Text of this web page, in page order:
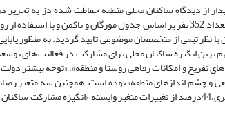
از دیدگاه ساکنان محلی منطقه حفاظت شده دز به
ساکنان هفده روستای منطقه حفاظت شده دز با جمعیت 6764 نفر می باشد که تعداد 352 نفر بر اساس
تیمی از متخصصان موضوعی تایید گردید. به منظور
نشان داد که مهم ترین انگیزه ساکنان محلی برای مشارکت در فعالیت
و امکانات رفاهی روستا و منطقه»، «توجه بیشتر دولت
و چشم اندازهای منطقه» بوده است. همچنین سه متغیر
رضایت از پیامدهای اجتماعی گردشگری، رضایت از پیامدهای اقتصادی گردشگری،44درصد از تغییرات